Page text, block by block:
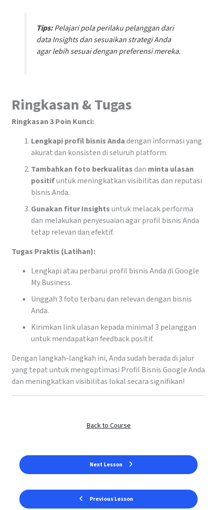
Tips:Pelajari pola perilaku pelanggan dari
data Insights dan sesuaikan strategi Anda
agar lebih sesuai dengan preferensi mereka.
Ringkasan & Tugas
Ringkasan 3 Poin Kunci:
Lengkapi profil bisnis Andadengan informasi yang
akurat dan konsisten di seluruh platform.
Tambahkan foto berkualitasdan minta ulasan
positifuntuk meningkatkan visibilitas dan reputasi
bisnis Anda.
Gunakan fitur Insightsuntuk melacak performa
dan melakukan penyesuaian agar profil bisnis Anda
tetap relevan dan efektif.
Tugas Praktis (Latihan):
Lengkapi atau perbarui profil bisnis Anda di Google
My Business.
Unggah 3 foto terbaru dan relevan dengan bisnis
Anda.
Kirimkan link ulasan kepada minimal 3 pelanggan
untuk mendapatkan feedback positif.
Dengan langkah-langkah ini, Anda sudah berada di jalur
yang tepat untuk mengoptimasi Profil Bisnis Google Anda
dan meningkatkan visibilitas lokal secara signifikan!
Previous Lesson
Back to Course
Next Lesson